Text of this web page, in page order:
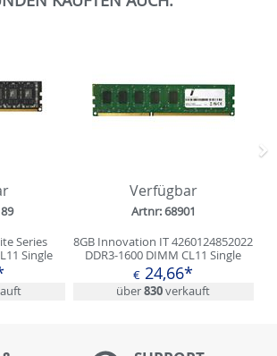
Series
Single
Verfügbar
Artnr: 68901
8GB Innovation IT 4260124852022
DDR3-1600 DIMM CL11 Single
€ 24,66*
über830verkauft